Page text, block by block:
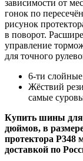
зависимости от
гонок по
рисунок
в поворот.
управление
для точного
6-ти слойные
Жёствий
самые
Купить шины для
дюймов, в
протектора Р348
доставкой по